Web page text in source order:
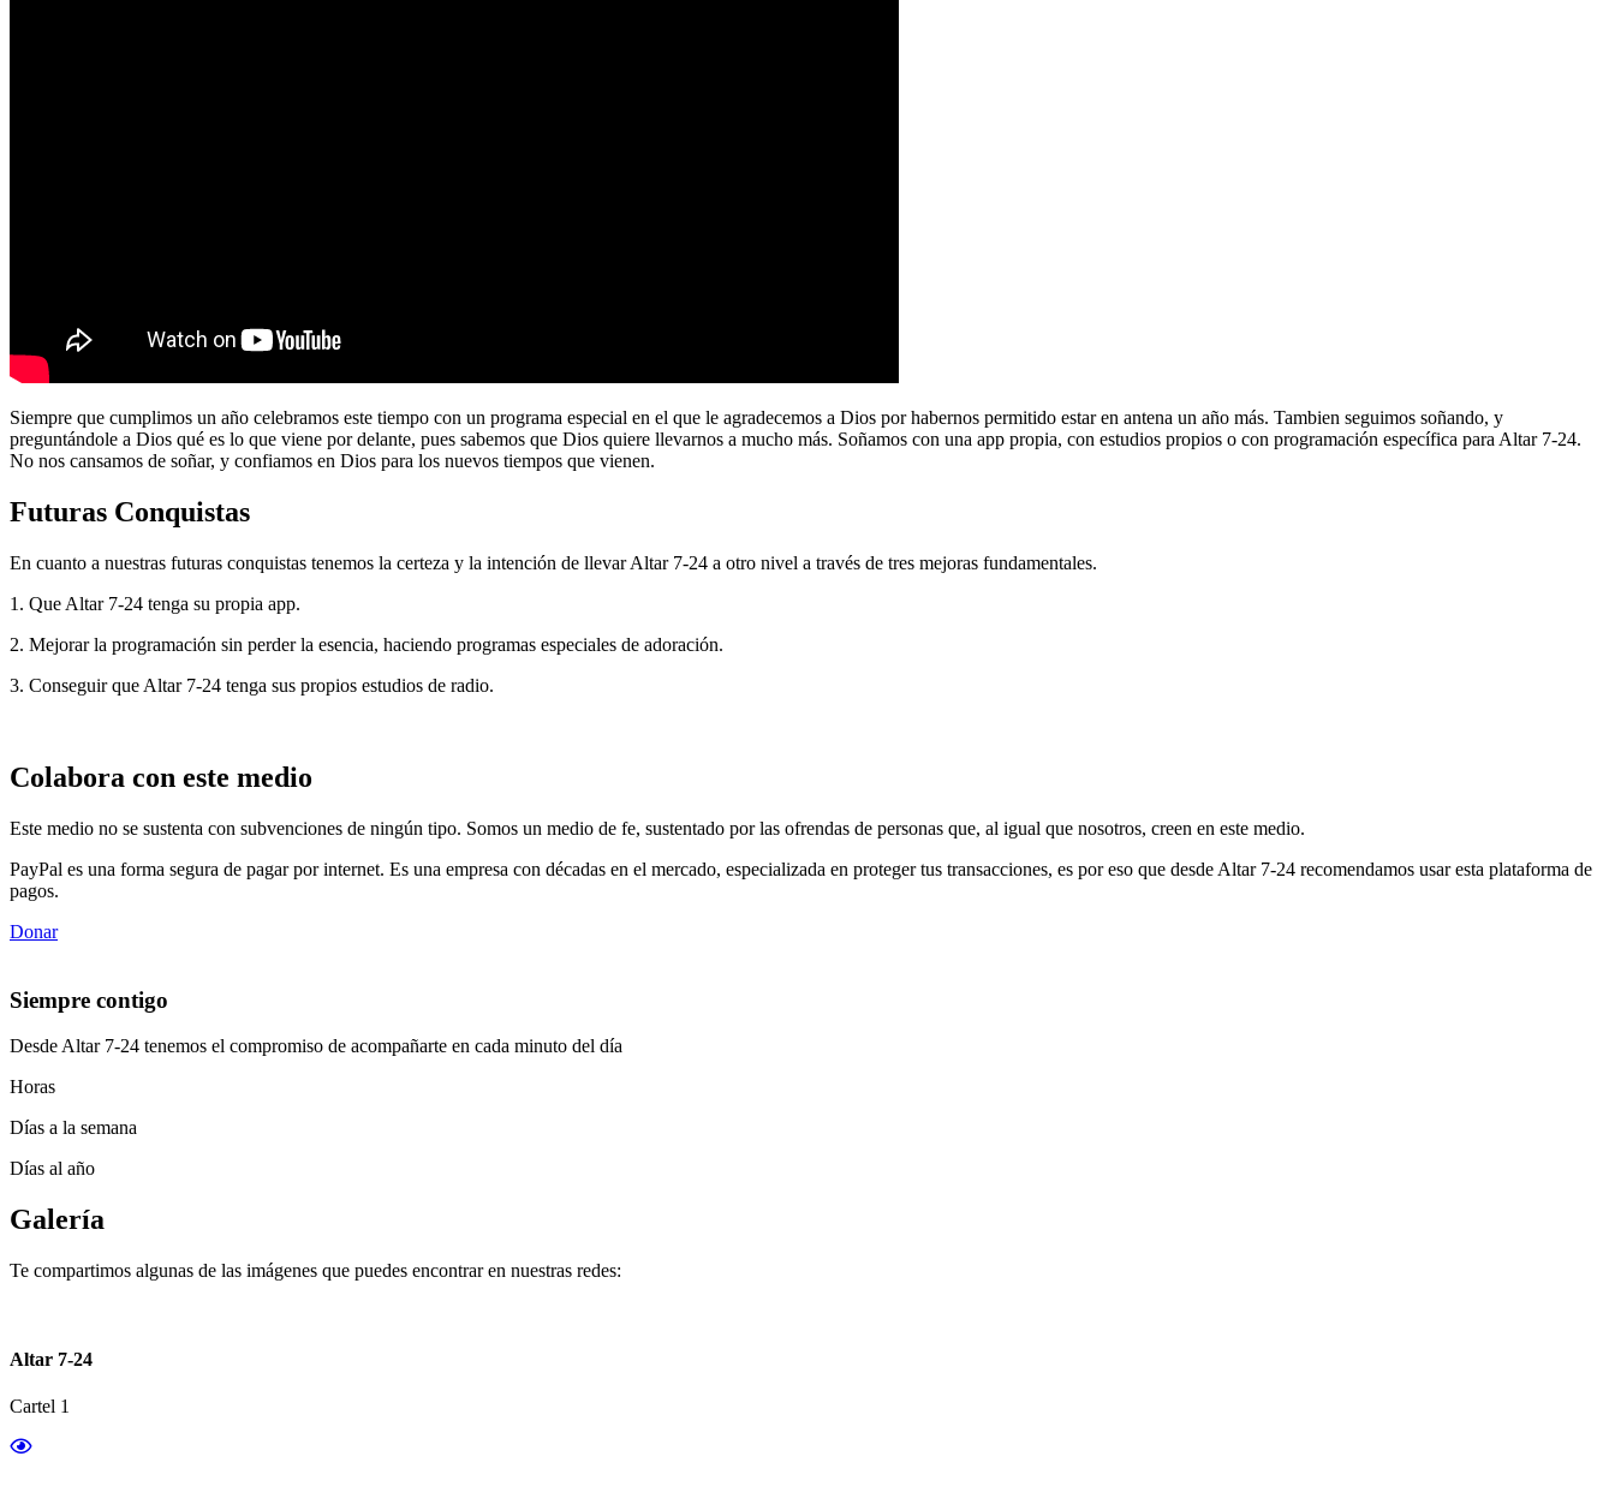
Siempre que cumplimos un año celebramos este tiempo con un programa especial en el que le agradecemos a Dios por habernos permitido estar en antena un año más. Tambien seguimos soñando, y
preguntándole a Dios qué es lo que viene por delante, pues sabemos que Dios quiere llevarnos a mucho más. Soñamos con una app propia, con estudios propios o con programación específica para Altar 7-24.
No nos cansamos de soñar, y confiamos en Dios para los nuevos tiempos que vienen.
Futuras Conquistas
En cuanto a nuestras futuras conquistas tenemos la certeza y la intención de llevar Altar 7-24 a otro nivel a través de tres mejoras fundamentales.
1. Que Altar 7-24 tenga su propia app.
2. Mejorar la programación sin perder la esencia, haciendo programas especiales de adoración.
3. Conseguir que Altar 7-24 tenga sus propios estudios de radio.
Colabora con este medio
Este medio no se sustenta con subvenciones de ningún tipo. Somos un medio de fe, sustentado por las ofrendas de personas que, al igual que nosotros, creen en este medio.
PayPal es una forma segura de pagar por internet. Es una empresa con décadas en el mercado, especializada en proteger tus transacciones, es por eso que desde Altar 7-24 recomendamos usar esta plataforma de
pagos.
Donar
Siempre contigo
Desde Altar 7-24 tenemos el compromiso de acompañarte en cada minuto del día
Horas
Días a la semana
Días al año
Galería
Te compartimos algunas de las imágenes que puedes encontrar en nuestras redes:
Altar 7-24
Cartel 1